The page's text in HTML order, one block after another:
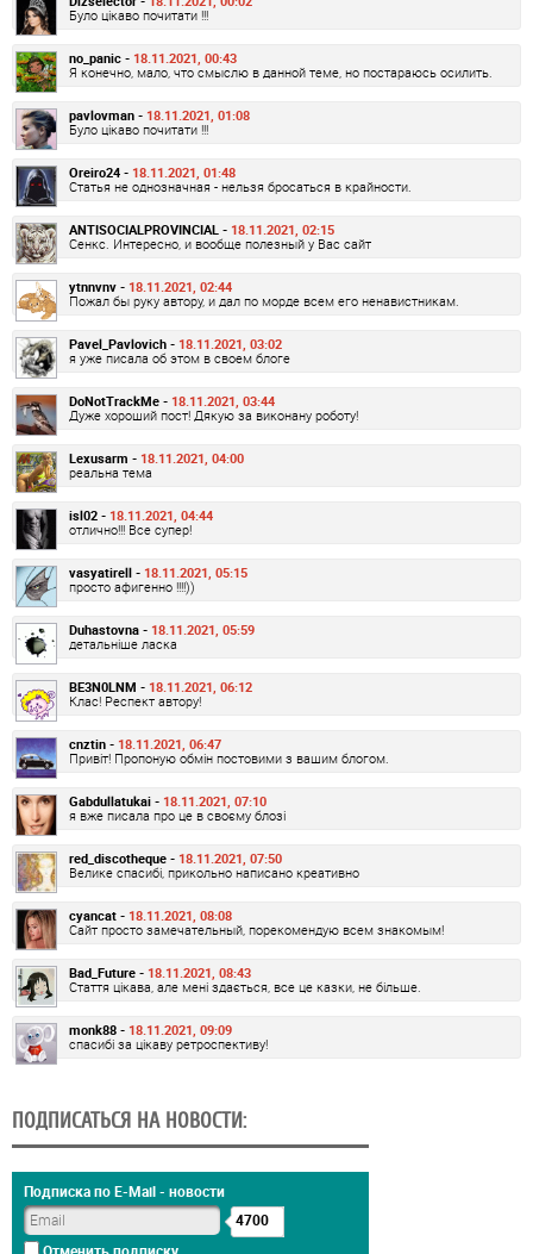
Було цікаво почитати !!!
no_panic - 18.11.2021, 00:43
Я конечно, мало, что смыслю в данной теме, но постараюсь осилить.
pavlovman - 18.11.2021, 01:08
Було цікаво почитати !!!
Oreiro24 - 18.11.2021, 01:48
Статья не однозначная - нельзя бросаться в крайности.
ANTISOCIALPROVINCIAL - 18.11.2021, 02:15
Сенкс. Интересно, и вообще полезный у Вас сайт
ytnnvnv - 18.11.2021, 02:44
Пожал бы руку автору, и дал по морде всем его ненавистникам.
Pavel_Pavlovich - 18.11.2021, 03:02
я уже писала об этом в своем блоге
DoNotTrackMe - 18.11.2021, 03:44
Дуже хороший пост! Дякую за виконану роботу!
Lexusarm - 18.11.2021, 04:00
реальна тема
isl02 - 18.11.2021, 04:44
отлично!!! Все супер!
vasyatirell - 18.11.2021, 05:15
просто афигенно !!!!))
Duhastovna - 18.11.2021, 05:59
детальніше ласка
BE3N0LNM - 18.11.2021, 06:12
Клас! Респект автору!
cnztin - 18.11.2021, 06:47
Привіт! Пропоную обмін постовими з вашим блогом.
Gabdullatukai - 18.11.2021, 07:10
я вже писала про це в своєму блозі
red_discotheque - 18.11.2021, 07:50
Велике спасибі, прикольно написано креативно
cyancat - 18.11.2021, 08:08
Сайт просто замечательный, порекомендую всем знакомым!
Bad_Future - 18.11.2021, 08:43
Стаття цікава, але мені здається, все це казки, не більше.
monk88 - 18.11.2021, 09:09
спасибі за цікаву ретроспективу!
ПОДПИСАТЬСЯ НА НОВОСТИ:
Подписка по E-Mail - новости
4700
Отменить подписку